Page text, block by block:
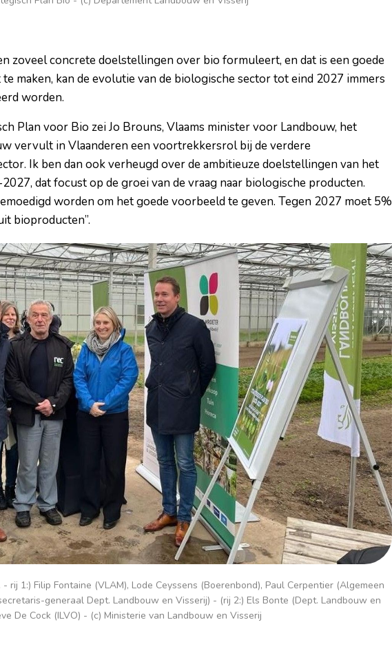
zoveel concrete doelstellingen over bio formuleert, en dat is een goede
maken, kan de evolutie van de biologische sector tot eind 2027 immers
worden.
Plan voor Bio zei Jo Brouns, Vlaams minister voor Landbouw, het
vervult in Vlaanderen een voortrekkersrol bij de verdere
Ik ben dan ook verheugd over de ambitieuze doelstellingen van het
dat focust op de groei van de vraag naar biologische producten.
worden om het goede voorbeeld te geven. Tegen 2027 moet 5%
bioproducten”.
rij 1:) Filip Fontaine (VLAM), Lode Ceyssens (Boerenbond), Paul Cerpentier (Algemeen
generaal Dept. Landbouw en Visserij) - (rij 2:) Els Bonte (Dept. Landbouw en
De Cock (ILVO) - (c) Ministerie van Landbouw en Visserij